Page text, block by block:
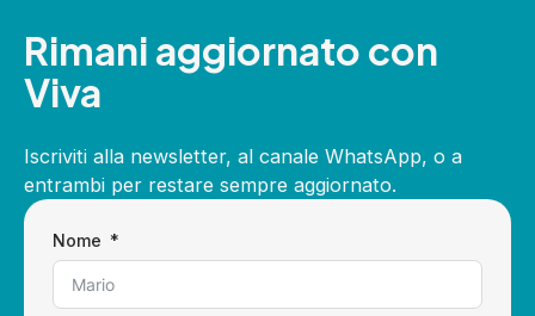
Rimani aggiornato con
Viva
Iscriviti alla newsletter, al canale WhatsApp, o a
entrambi per restare sempre aggiornato.
Nome